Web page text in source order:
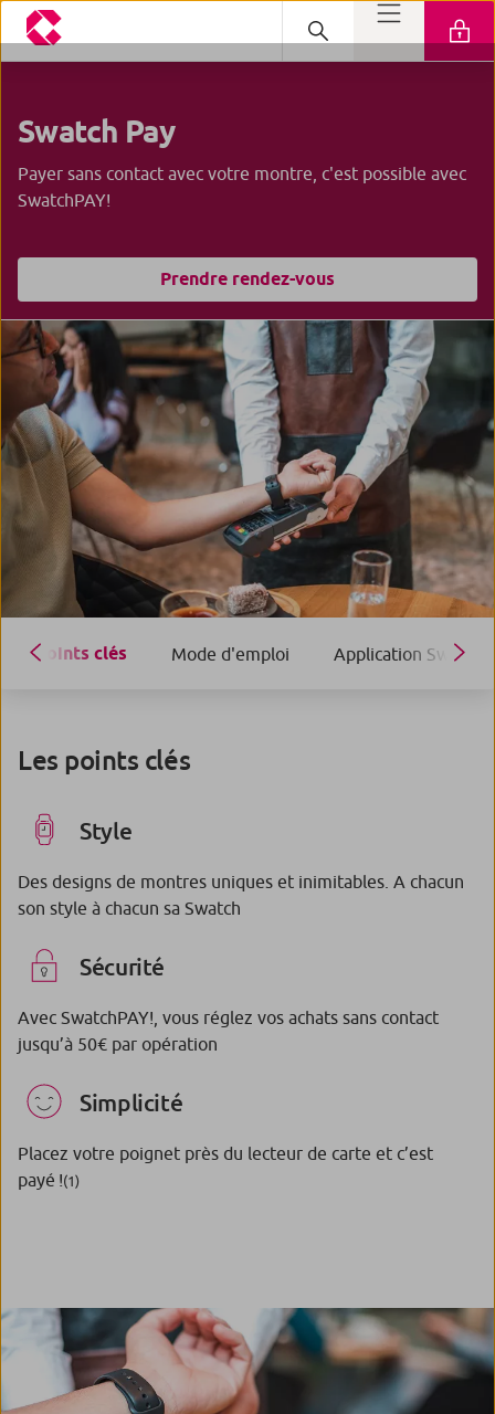
Swatch Pay
Payer sans contact avec votre montre, c'est possible avec
SwatchPAY!
Prendre rendez-vous
Points clés Mode d'emploi Application
Les points clés
Style
Des designs de montres uniques et inimitables. A chacun
son style à chacun sa Swatch
Sécurité
Avec SwatchPAY!, vous réglez vos achats sans contact
jusqu’à 50€ par opération
Simplicité
Placez votre poignet près du lecteur de carte et c’est
payé !(1)